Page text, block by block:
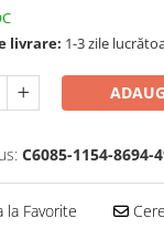
livrare: 1-3 zile
C6085-1154-8694-
la Favorite